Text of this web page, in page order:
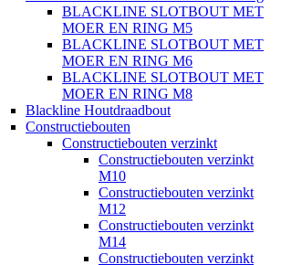
BLACKLINE SLOTBOUT MET
MOER EN RING M5
BLACKLINE SLOTBOUT MET
MOER EN RING M6
BLACKLINE SLOTBOUT MET
MOER EN RING M8
Blackline Houtdraadbout
Constructiebouten
Constructiebouten verzinkt
Constructiebouten verzinkt
M10
Constructiebouten verzinkt
M12
Constructiebouten verzinkt
M14
Constructiebouten verzinkt